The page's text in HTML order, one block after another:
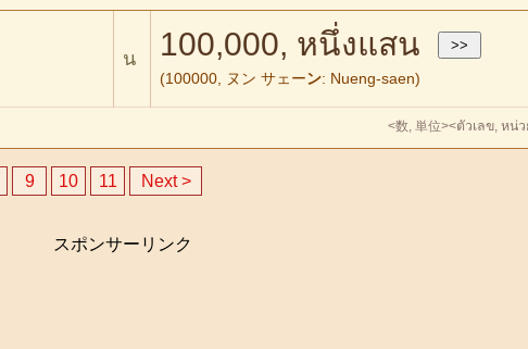
น 100,000, หนึ่งแสน
(100000, ヌン サェーン: Nueng-saen)
<数, 単位><ตัวเลข, หน่ว
9 10 11 Next >
スポンサーリンク